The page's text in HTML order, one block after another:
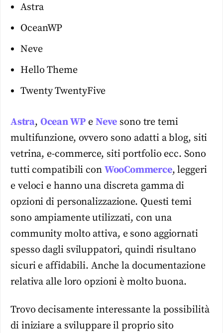
Astra
OceanWP
Neve
Hello Theme
Twenty TwentyFive
Astra, Ocean WP e Neve sono tre temi
multifunzione, ovvero sono adatti a blog, siti
vetrina, e-commerce, siti portfolio ecc. Sono
tutti compatibili con WooCommerce, leggeri
e veloci e hanno una discreta gamma di
opzioni di personalizzazione. Questi temi
sono ampiamente utilizzati, con una
community molto attiva, e sono aggiornati
spesso dagli sviluppatori, quindi risultano
sicuri e affidabili. Anche la documentazione
relativa alle loro opzioni è molto buona.
Trovo decisamente interessante la possibilità
di iniziare a sviluppare il proprio sito